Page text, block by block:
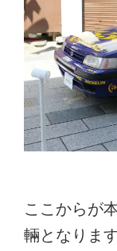
ここからが
輛となります